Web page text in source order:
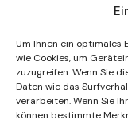
Um Ihnen ein optimales
wie Cookies, um
zuzugreifen. Wenn Sie
Daten wie das
verarbeiten. Wenn Sie
können bestimmte